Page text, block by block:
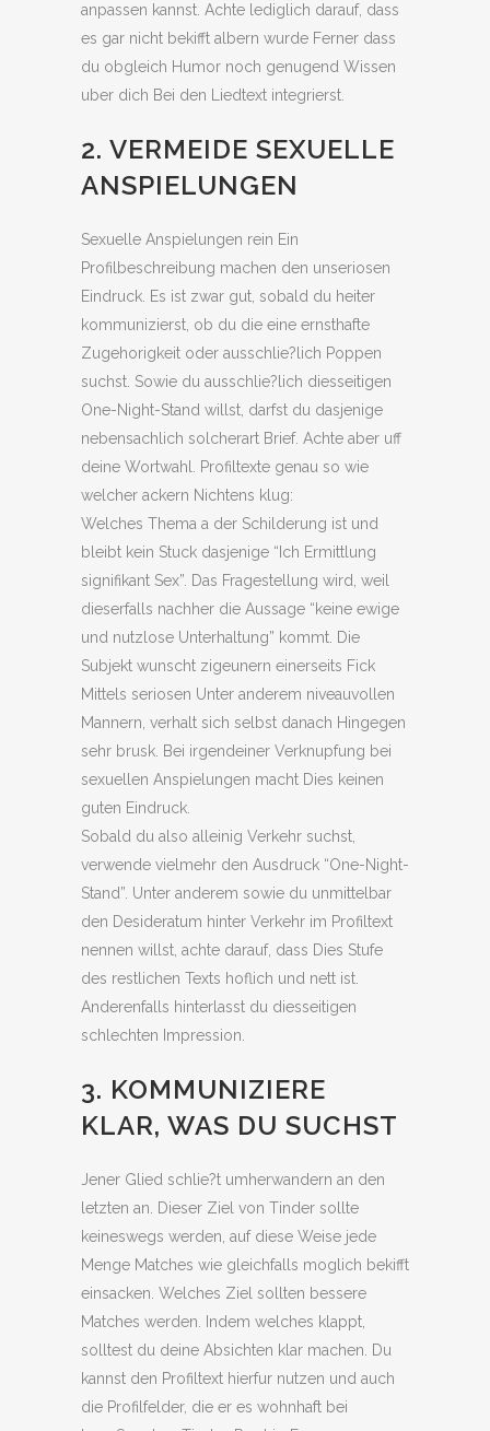
anpassen kannst. Achte lediglich darauf, dass
es gar nicht bekifft albern wurde Ferner dass
du obgleich Humor noch genugend Wissen
uber dich Bei den Liedtext integrierst.
2. VERMEIDE SEXUELLE
ANSPIELUNGEN
Sexuelle Anspielungen rein Ein
Profilbeschreibung machen den unseriosen
Eindruck. Es ist zwar gut, sobald du heiter
kommunizierst, ob du die eine ernsthafte
Zugehorigkeit oder ausschlie?lich Poppen
suchst. Sowie du ausschlie?lich diesseitigen
One-Night-Stand willst, darfst du dasjenige
nebensachlich solcherart Brief. Achte aber uff
deine Wortwahl. Profiltexte genau so wie
welcher ackern Nichtens klug:
Welches Thema a der Schilderung ist und
bleibt kein Stuck dasjenige “Ich Ermittlung
signifikant Sex”. Das Fragestellung wird, weil
dieserfalls nachher die Aussage “keine ewige
und nutzlose Unterhaltung” kommt. Die
Subjekt wunscht zigeunern einerseits Fick
Mittels seriosen Unter anderem niveauvollen
Mannern, verhalt sich selbst danach Hingegen
sehr brusk. Bei irgendeiner Verknupfung bei
sexuellen Anspielungen macht Dies keinen
guten Eindruck.
Sobald du also alleinig Verkehr suchst,
verwende vielmehr den Ausdruck “One-Night-
Stand”. Unter anderem sowie du unmittelbar
den Desideratum hinter Verkehr im Profiltext
nennen willst, achte darauf, dass Dies Stufe
des restlichen Texts hoflich und nett ist.
Anderenfalls hinterlasst du diesseitigen
schlechten Impression.
3. KOMMUNIZIERE
KLAR, WAS DU SUCHST
Jener Glied schlie?t umherwandern an den
letzten an. Dieser Ziel von Tinder sollte
keineswegs werden, auf diese Weise jede
Menge Matches wie gleichfalls moglich bekifft
einsacken. Welches Ziel sollten bessere
Matches werden. Indem welches klappt,
solltest du deine Absichten klar machen. Du
kannst den Profiltext hierfur nutzen und auch
die Profilfelder, die er es wohnhaft bei